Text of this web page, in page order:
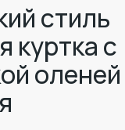
стиль
куртка с